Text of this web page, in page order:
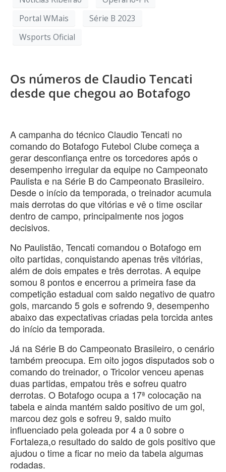
Portal WMais
Série B 2023
Wsports Oficial
Os números de Claudio Tencati
desde que chegou ao Botafogo
A campanha do técnico Claudio Tencati no
comando do Botafogo Futebol Clube começa a
gerar desconfiança entre os torcedores após o
desempenho irregular da equipe no Campeonato
Paulista e na Série B do Campeonato Brasileiro.
Desde o início da temporada, o treinador acumula
mais derrotas do que vitórias e vê o time oscilar
dentro de campo, principalmente nos jogos
decisivos.
No Paulistão, Tencati comandou o Botafogo em
oito partidas, conquistando apenas três vitórias,
além de dois empates e três derrotas. A equipe
somou 8 pontos e encerrou a primeira fase da
competição estadual com saldo negativo de quatro
gols, marcando 5 gols e sofrendo 9, desempenho
abaixo das expectativas criadas pela torcida antes
do início da temporada.
Já na Série B do Campeonato Brasileiro, o cenário
também preocupa. Em oito jogos disputados sob o
comando do treinador, o Tricolor venceu apenas
duas partidas, empatou três e sofreu quatro
derrotas. O Botafogo ocupa a 17ª colocação na
tabela e ainda mantém saldo positivo de um gol,
marcou dez gols e sofreu 9, saldo muito
influenciado pela goleada por 4 a 0 sobre o
Fortaleza,o resultado do saldo de gols positivo que
ajudou o time a ficar no meio da tabela algumas
rodadas.